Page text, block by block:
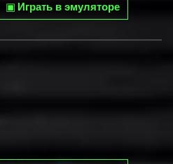
▣ Играть в эмуляторе